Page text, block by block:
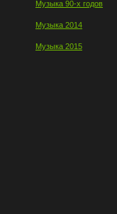
Музыка 90-х годов
Музыка 2014
Музыка 2015